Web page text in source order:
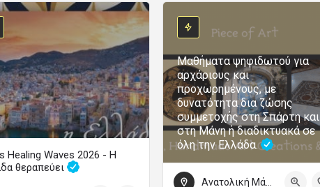
Healing Waves 2026 - Η
θεραπεύει
Μαθήματα ψηφιδωτού για
αρχάριους και
προχωρημένους, με
δυνατότητα δια ζώσης
συμμετοχής στη Σπάρτη και
στη Μάνη ή διαδικτυακά σε
όλη την Ελλάδα.